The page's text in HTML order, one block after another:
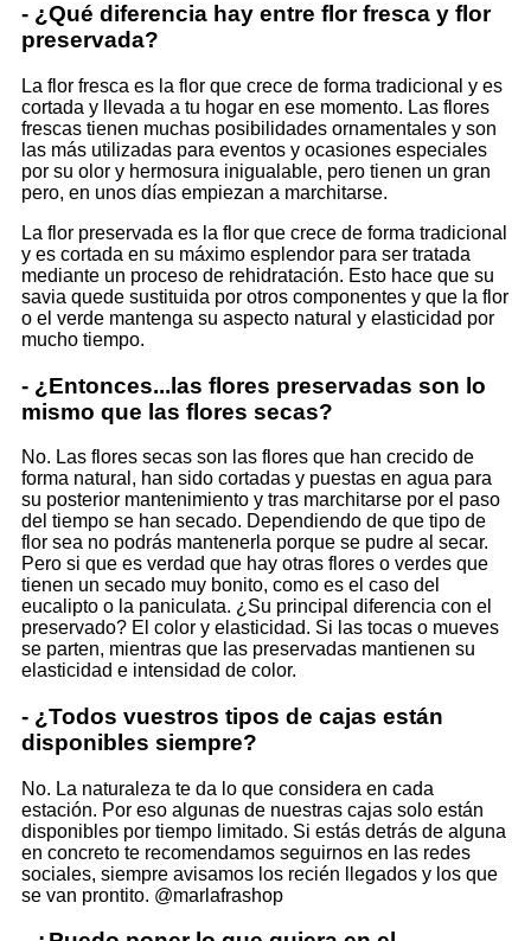
- ¿Qué diferencia hay entre flor fresca y flor
preservada?
La flor fresca es la flor que crece de forma tradicional y es
cortada y llevada a tu hogar en ese momento. Las flores
frescas tienen muchas posibilidades ornamentales y son
las más utilizadas para eventos y ocasiones especiales
por su olor y hermosura inigualable, pero tienen un gran
pero, en unos días empiezan a marchitarse.
La flor preservada es la flor que crece de forma tradicional
y es cortada en su máximo esplendor para ser tratada
mediante un proceso de rehidratación. Esto hace que su
savia quede sustituida por otros componentes y que la flor
o el verde mantenga su aspecto natural y elasticidad por
mucho tiempo.
- ¿Entonces...las flores preservadas son lo
mismo que las flores secas?
No. Las flores secas son las flores que han crecido de
forma natural, han sido cortadas y puestas en agua para
su posterior mantenimiento y tras marchitarse por el paso
del tiempo se han secado. Dependiendo de que tipo de
flor sea no podrás mantenerla porque se pudre al secar.
Pero si que es verdad que hay otras flores o verdes que
tienen un secado muy bonito, como es el caso del
eucalipto o la paniculata. ¿Su principal diferencia con el
preservado? El color y elasticidad. Si las tocas o mueves
se parten, mientras que las preservadas mantienen su
elasticidad e intensidad de color.
- ¿Todos vuestros tipos de cajas están
disponibles siempre?
No. La naturaleza te da lo que considera en cada
estación. Por eso algunas de nuestras cajas solo están
disponibles por tiempo limitado. Si estás detrás de alguna
en concreto te recomendamos seguirnos en las redes
sociales, siempre avisamos los recién llegados y los que
se van prontito. @marlafrashop